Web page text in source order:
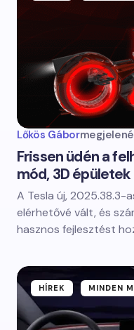
Lőkös Gábor
Frissen üdén a
mód, 3D
A Tesla új,
elérhetővé vált, és
hasznos fejlesztést
HÍREK MINDEN